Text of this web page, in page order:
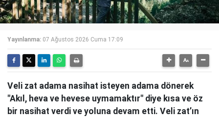
Yayınlanma: 07 Ağustos 2026 Cuma 17:09
Veli zat adama nasihat isteyen adama dönerek
"Akıl, heva ve hevese uymamaktır" diye kısa ve öz
bir nasihat verdi ve yoluna devam etti. Veli zat’ın